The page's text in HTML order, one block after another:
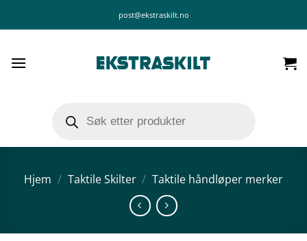
post@ekstraskilt.no
search
Hjem / Taktile Skilter / Taktile håndløper merker